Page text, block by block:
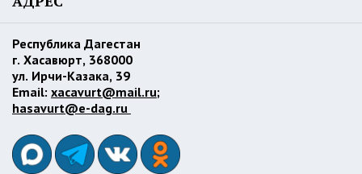
Республика Дагестан
г. Хасавюрт, 368000
ул. Ирчи-Казака, 39
Email: xacavurt@mail.ru;
hasavurt@e-dag.ru